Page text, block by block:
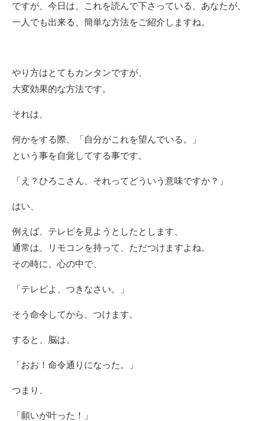
ですが、今日は、これを読んで下さっている、あなたが、
一人でも出来る、簡単な方法をご紹介しますね。
やり方はとてもカンタンですが、
大変効果的な方法です。
それは、
何かをする際、「自分がこれを望んでいる。」
という事を自覚してする事です。
「え？ひろこさん、それってどういう意味ですか？」
はい、
例えば、テレビを見ようとしたとします、
通常は、リモコンを持って、ただつけますよね。
その時に、心の中で、
「テレビよ、つきなさい。」
そう命令してから、つけます。
すると、脳は、
「おお！命令通りになった。」
つまり、
「願いが叶った！」